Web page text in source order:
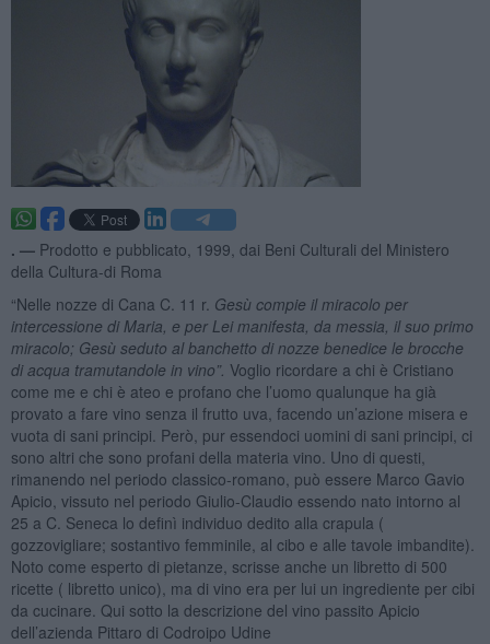
. — Prodotto e pubblicato, 1999, dai Beni Culturali del Ministero
della Cultura-di Roma
“Nelle nozze di Cana C. 11 r. Gesù compie il miracolo per
intercessione di Maria, e per Lei manifesta, da messia, il suo primo
miracolo; Gesù seduto al banchetto di nozze benedice le brocche
di acqua tramutandole in vino”. Voglio ricordare a chi è Cristiano
come me e chi è ateo e profano che l’uomo qualunque ha già
provato a fare vino senza il frutto uva, facendo un’azione misera e
vuota di sani principi. Però, pur essendoci uomini di sani principi, ci
sono altri che sono profani della materia vino. Uno di questi,
rimanendo nel periodo classico-romano, può essere Marco Gavio
Apicio, vissuto nel periodo Giulio-Claudio essendo nato intorno al
25 a C. Seneca lo definì individuo dedito alla crapula (
gozzovigliare; sostantivo femminile, al cibo e alle tavole imbandite).
Noto come esperto di pietanze, scrisse anche un libretto di 500
ricette ( libretto unico), ma di vino era per lui un ingrediente per cibi
da cucinare. Qui sotto la descrizione del vino passito Apicio
dell’azienda Pittaro di Codroipo Udine